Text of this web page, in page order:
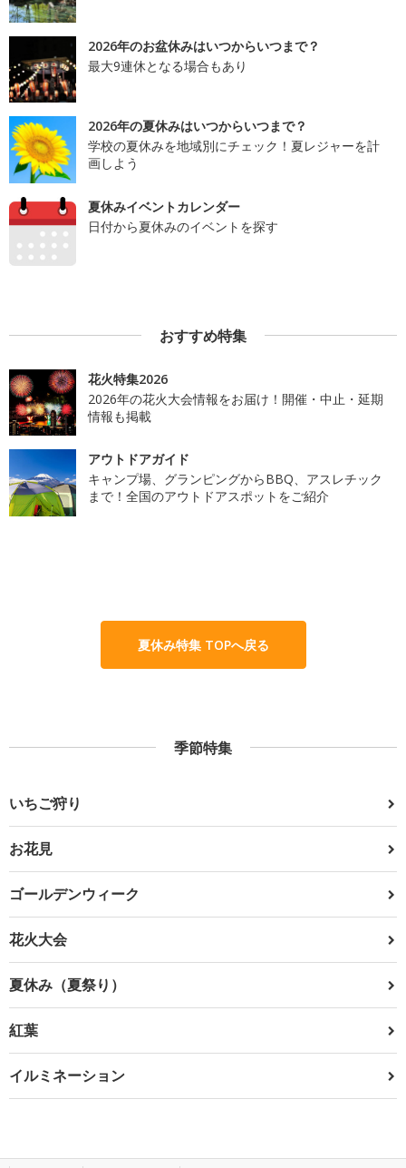
2026年のお盆休みはいつからいつまで？
最大9連休となる場合もあり
2026年の夏休みはいつからいつまで？
学校の夏休みを地域別にチェック！夏レジャーを計
画しよう
夏休みイベントカレンダー
日付から夏休みのイベントを探す
おすすめ特集
花火特集2026
2026年の花火大会情報をお届け！開催・中止・延期
情報も掲載
アウトドアガイド
キャンプ場、グランピングからBBQ、アスレチック
まで！全国のアウトドアスポットをご紹介
夏休み特集 TOPへ戻る
季節特集
いちご狩り
お花見
ゴールデンウィーク
花火大会
夏休み（夏祭り）
紅葉
イルミネーション